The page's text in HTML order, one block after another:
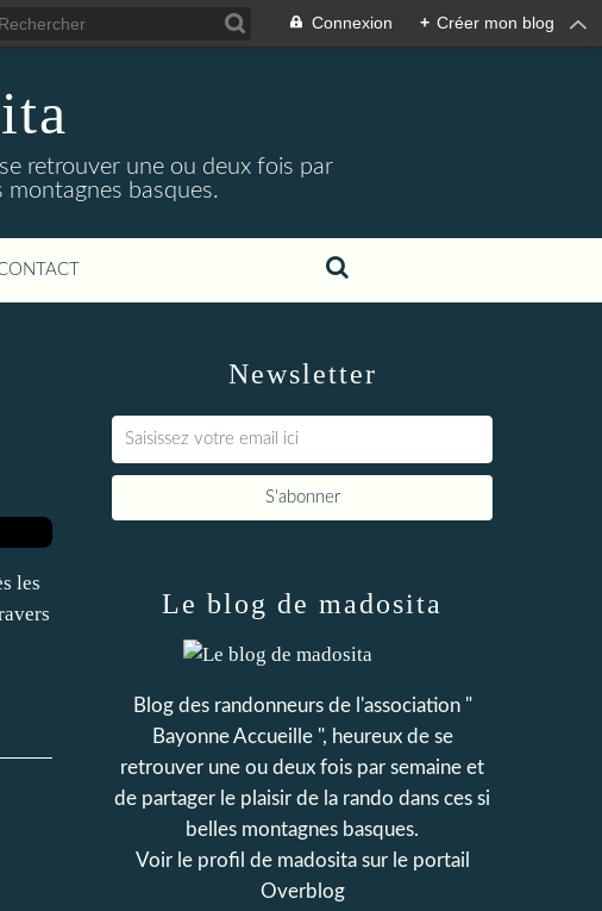
Connexion + Créer mon blog
retrouver une ou deux fois par
montagnes basques.
les
Newsletter
Le blog de madosita
Blog des randonneurs de l'association "
Bayonne Accueille ", heureux de se
retrouver une ou deux fois par semaine et
de partager le plaisir de la rando dans ces si
belles montagnes basques.
Voir le profil de madositasur le portail
Overblog